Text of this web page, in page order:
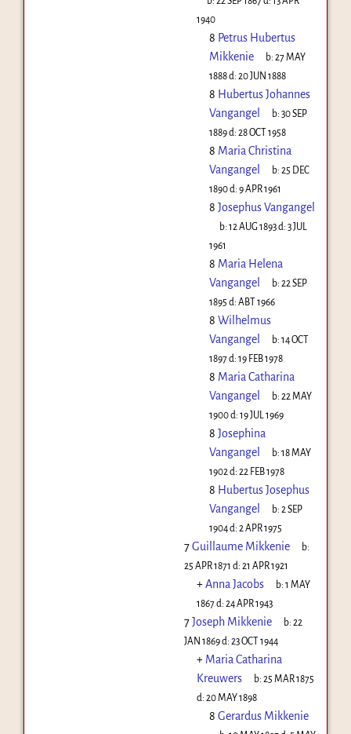
1940
8 Petrus Hubertus
Mikkenie
b:27 MAY
1888d: 20 JUN 1888
8 Hubertus Johannes
Vangangel
b:30 SEP
1889d: 28 OCT 1958
8 Maria Christina
Vangangel
b:25 DEC
1890d: 9 APR 1961
8 Josephus Vangangel
b:12 AUG 1893d:3 JUL
1961
8 Maria Helena
Vangangel
b:22 SEP
1895 d: ABT 1966
8 Wilhelmus
Vangangel
b:14 OCT
1897d: 19 FEB 1978
8 Maria Catharina
Vangangel
b:22 MAY
1900d: 19 JUL 1969
8 Josephina
Vangangel
b:18 MAY
1902 d: 22 FEB 1978
8 Hubertus Josephus
Vangangel
b:2 SEP
1904d: 2 APR 1975
7Guillaume Mikkenie
b:
25 APR 1871 d: 21 APR 1921
+Anna Jacobs b:1 MAY
1867d: 24 APR 1943
7Joseph Mikkenie b:22
JAN 1869d: 23 OCT 1944
+ Maria Catharina
Kreuwers
b:25 MAR 1875
d: 20 MAY 1898
8 Gerardus Mikkenie